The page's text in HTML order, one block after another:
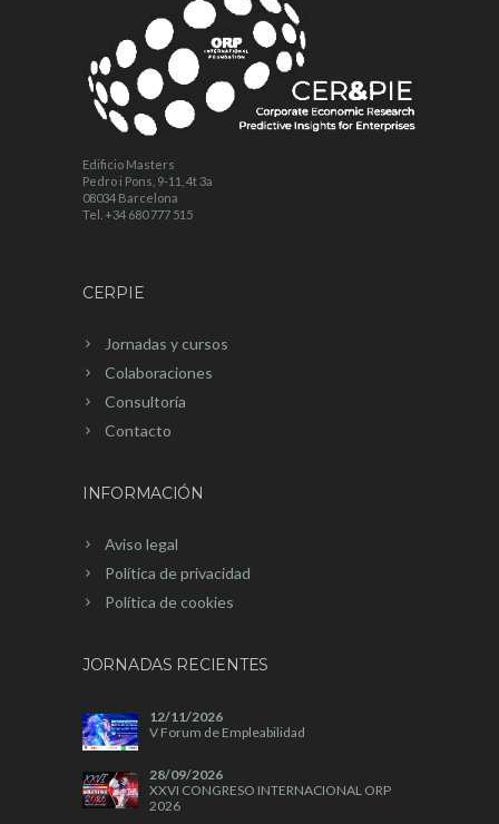
Edificio Masters
Pedro i Pons, 9-11, 4t 3a
08034 Barcelona
Tel. +34 680 777 515
CERPIE
Jornadas y cursos
Colaboraciones
Consultoría
Contacto
INFORMACIÓN
Aviso legal
Política de privacidad
Política de cookies
JORNADAS RECIENTES
12/11/2026
V Forum de Empleabilidad
28/09/2026
XXVI CONGRESO INTERNACIONAL ORP
2026